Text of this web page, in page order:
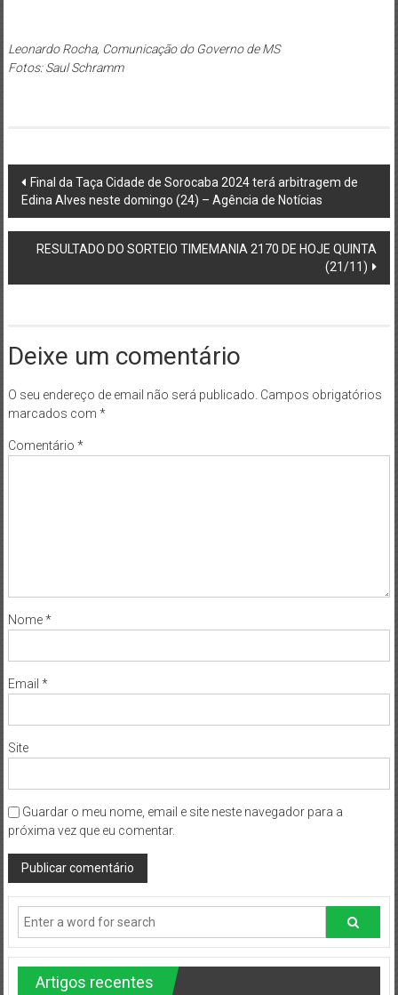
Leonardo Rocha, Comunicação do Governo de MS
Fotos: Saul Schramm
Post
navigation
Final da Taça Cidade de Sorocaba 2024 terá arbitragem de
Edina Alves neste domingo (24) – Agência de Notícias
RESULTADO DO SORTEIO TIMEMANIA 2170 DE HOJE QUINTA
(21/11)
Deixe um comentário
O seu endereço de email não será publicado. Campos obrigatórios
marcados com *
Comentário *
Nome*
Email *
Site
Guardar o meu nome, email e site neste navegador para a
próxima vez que eu comentar.
Artigos recentes